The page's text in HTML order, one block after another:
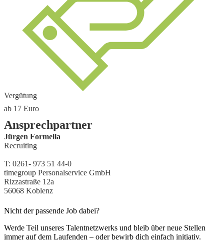
Vergütung
ab 17 Euro
Ansprechpartner
Jürgen Formella
Recruiting
T: 0261- 973 51 44-0
timegroup Personalservice GmbH
Rizzastraße 12a
56068 Koblenz
Nicht der passende Job dabei?
Werde Teil unseres Talentnetzwerks und bleib über neue Stellen
immer auf dem Laufenden – oder bewirb dich einfach initiativ.